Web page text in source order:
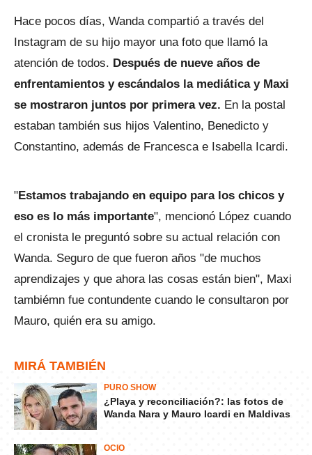
Hace pocos días, Wanda compartió a través del
Instagram de su hijo mayor una foto que llamó la
atención de todos. Después de nueve años de
enfrentamientos y escándalos la mediática y Maxi
se mostraron juntos por primera vez. En la postal
estaban también sus hijos Valentino, Benedicto y
Constantino, además de Francesca e Isabella Icardi.
"Estamos trabajando en equipo para los chicos y
eso es lo más importante", mencionó López cuando
el cronista le preguntó sobre su actual relación con
Wanda. Seguro de que fueron años "de muchos
aprendizajes y que ahora las cosas están bien", Maxi
tambiémn fue contundente cuando le consultaron por
Mauro, quién era su amigo.
MIRÁ TAMBIÉN
PURO SHOW
¿Playa y reconciliación?: las fotos de
Wanda Nara y Mauro Icardi en Maldivas
OCIO